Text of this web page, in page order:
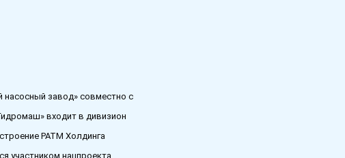
насосный завод» совместно с
входит в дивизион
РАТМ Холдинга
участником нацпроекта